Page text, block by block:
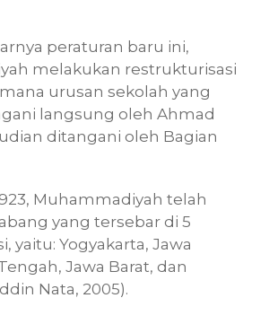
peraturan baru ini,
melakukan restrukturisasi
urusan sekolah yang
langsung oleh Ahmad
ditangani oleh Bagian
Muhammadiyah telah
yang tersebar di 5
yaitu: Yogyakarta, Jawa
Jawa Barat, dan
Nata, 2005).